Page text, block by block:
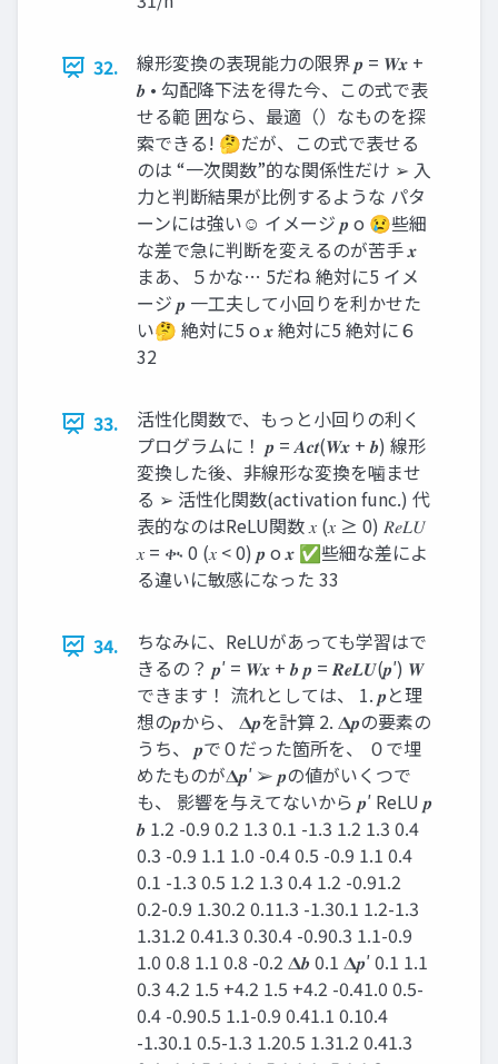
32.
線形変換の表現能力の限界 𝒑 = 𝑾𝒙 +
𝒃 • 勾配降下法を得た今、この式で表
せる範 囲なら、最適（）なものを探
索できる! 🤔だが、この式で表せる
のは “一次関数”的な関係性だけ ➢ 入
力と判断結果が比例するような パタ
ーンには強い☺ イメージ 𝒑 o 😢些細
な差で急に判断を変えるのが苦手 𝒙
まあ、５かな… 5だね 絶対に5 イメ
ージ 𝒑 一工夫して小回りを利かせた
い🤔 絶対に5 o 𝒙 絶対に5 絶対に６
32
33.
活性化関数で、もっと小回りの利く
プログラムに！ 𝒑 = 𝑨𝒄𝒕(𝑾𝒙 + 𝒃) 線形
変換した後、非線形な変換を噛ませ
る ➢ 活性化関数(activation func.) 代
表的なのはReLU関数 𝑥 (𝑥 ≥ 0) 𝑅𝑒𝐿𝑈
𝑥 = ቊ 0 (𝑥 < 0) 𝒑 o 𝒙 ✅些細な差によ
る違いに敏感になった 33
34.
ちなみに、ReLUがあっても学習はで
きるの？ 𝒑′ = 𝑾𝒙 + 𝒃 𝒑 = 𝑹𝒆𝑳𝑼(𝒑′) 𝑾
できます！ 流れとしては、 1. 𝒑と理
想の𝒑から、 𝚫𝒑を計算 2. 𝚫𝒑の要素の
うち、 𝒑で０だった箇所を、 ０で埋
めたものが𝚫𝒑′ ➢ 𝒑の値がいくつで
も、 影響を与えてないから 𝒑′ ReLU 𝒑
𝒃 1.2 -0.9 0.2 1.3 0.1 -1.3 1.2 1.3 0.4
0.3 -0.9 1.1 1.0 -0.4 0.5 -0.9 1.1 0.4
0.1 -1.3 0.5 1.2 1.3 0.4 1.2 -0.91.2
0.2-0.9 1.30.2 0.11.3 -1.30.1 1.2-1.3
1.31.2 0.41.3 0.30.4 -0.90.3 1.1-0.9
1.0 0.8 1.1 0.8 -0.2 𝚫𝒃 0.1 𝚫𝒑′ 0.1 1.1
0.3 4.2 1.5 +4.2 1.5 +4.2 -0.41.0 0.5-
0.4 -0.90.5 1.1-0.9 0.41.1 0.10.4
-1.30.1 0.5-1.3 1.20.5 1.31.2 0.41.3